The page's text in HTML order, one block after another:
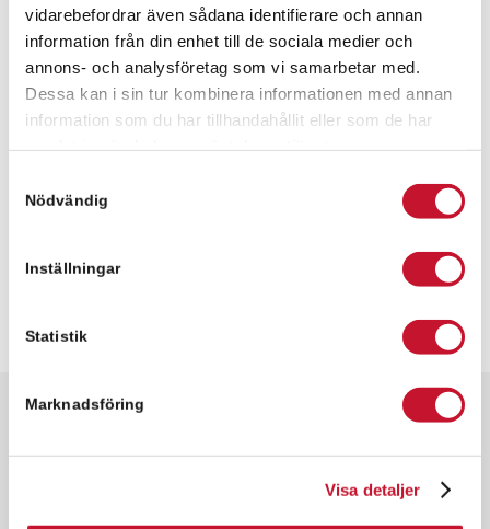
vidarebefordrar även sådana identifierare och annan
information från din enhet till de sociala medier och
annons- och analysföretag som vi samarbetar med.
Dessa kan i sin tur kombinera informationen med annan
information som du har tillhandahållit eller som de har
Nödvändig
Inställningar
Statistik
Marknadsföring
Visa detaljer
Meddelande
✓ 248 kvm